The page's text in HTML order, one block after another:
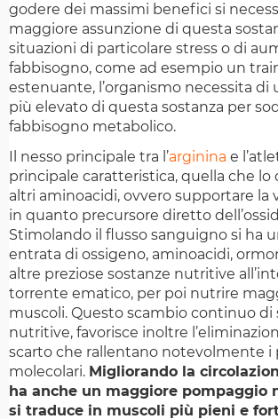
godere dei massimi benefici si
maggiore assunzione di questa
situazioni di particolare stress o di
fabbisogno, come ad esempio un
estenuante, l’organismo necessita
più elevato di questa sostanza per
fabbisogno metabolico.
Il nesso principale tra l’arginina e
principale caratteristica, quella che lo
altri aminoacidi, ovvero supportare la
in quanto precursore diretto
Stimolando il flusso sanguigno si ha
entrata di ossigeno, aminoacidi,
altre preziose sostanze nutritive
torrente ematico, per poi nutrire
muscoli. Questo scambio continuo di
nutritive, favorisce inoltre
scarto che rallentano notevolmente i
molecolari. Migliorando la
ha anche un maggiore pompaggio
si traduce in muscoli più pieni e